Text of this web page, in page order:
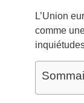
L’Union
comme